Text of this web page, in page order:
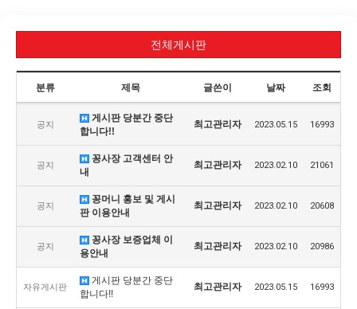
전체게시판
분류 제목 글쓴이 날짜 조회
공지
게시판 당분간 중단
합니다!!
최고관리자 2023.05.15 16993
공지
꽁사장 고객센터 안
내
최고관리자 2023.02.10 21061
공지
꽁머니 홍보 및 게시
판 이용안내
최고관리자 2023.02.10 20608
공지
꽁사장 보증업체 이
용안내
최고관리자 2023.02.10 20986
자유게시판
게시판 당분간 중단
합니다!!
최고관리자 2023.05.15 16993